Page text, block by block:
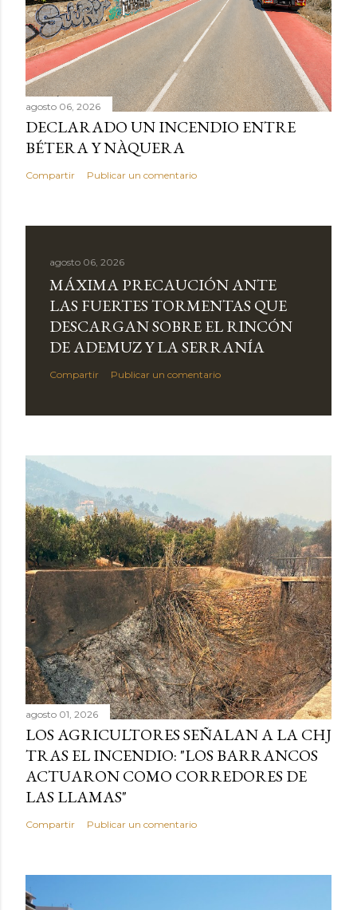
agosto 06, 2026
DECLARADO UN INCENDIO ENTRE
BÉTERA Y NÀQUERA
Compartir Publicar un comentario
agosto 06, 2026
MÁXIMA PRECAUCIÓN ANTE
LAS FUERTES TORMENTAS QUE
DESCARGAN SOBRE EL RINCÓN
DE ADEMUZ Y LA SERRANÍA
Compartir Publicar un comentario
agosto 01, 2026
LOS AGRICULTORES SEÑALAN A LA CHJ
TRAS EL INCENDIO: "LOS BARRANCOS
ACTUARON COMO CORREDORES DE
LAS LLAMAS"
Compartir Publicar un comentario